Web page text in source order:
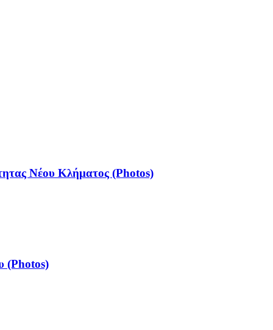
Νέου Κλήματος (Photos)
(Photos)